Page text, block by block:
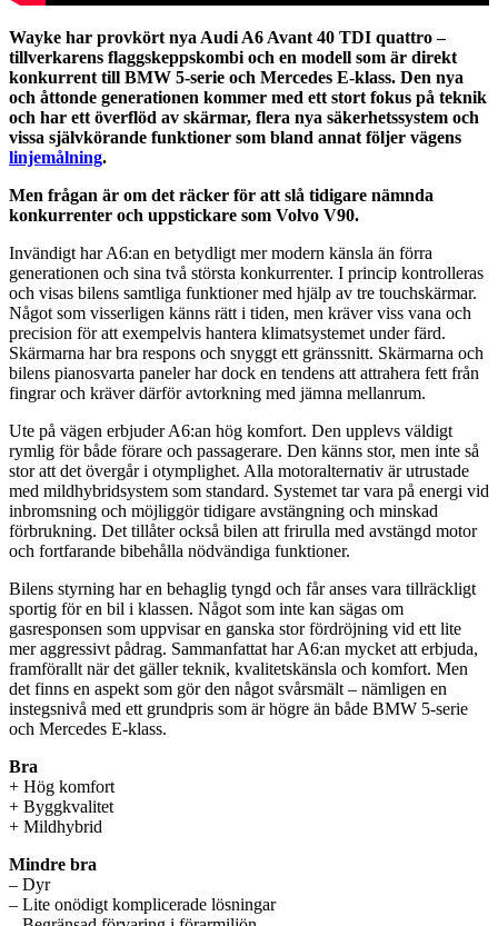
Wayke har provkört nya Audi A6 Avant 40 TDI quattro –
tillverkarens flaggskeppskombi och en modell som är direkt
konkurrent till BMW 5-serie och Mercedes E-klass. Den nya
och åttonde generationen kommer med ett stort fokus på teknik
och har ett överflöd av skärmar, flera nya säkerhetssystem och
vissa självkörande funktioner som bland annat följer vägens
linjemålning.
Men frågan är om det räcker för att slå tidigare nämnda
konkurrenter och uppstickare som Volvo V90.
Invändigt har A6:an en betydligt mer modern känsla än förra
generationen och sina två största konkurrenter. I princip kontrolleras
och visas bilens samtliga funktioner med hjälp av tre touchskärmar.
Något som visserligen känns rätt i tiden, men kräver viss vana och
precision för att exempelvis hantera klimatsystemet under färd.
Skärmarna har bra respons och snyggt ett gränssnitt. Skärmarna och
bilens pianosvarta paneler har dock en tendens att attrahera fett från
fingrar och kräver därför avtorkning med jämna mellanrum.
Ute på vägen erbjuder A6:an hög komfort. Den upplevs väldigt
rymlig för både förare och passagerare. Den känns stor, men inte så
stor att det övergår i otymplighet. Alla motoralternativ är utrustade
med mildhybridsystem som standard. Systemet tar vara på energi vid
inbromsning och möjliggör tidigare avstängning och minskad
förbrukning. Det tillåter också bilen att frirulla med avstängd motor
och fortfarande bibehålla nödvändiga funktioner.
Bilens styrning har en behaglig tyngd och får anses vara tillräckligt
sportig för en bil i klassen. Något som inte kan sägas om
gasresponsen som uppvisar en ganska stor fördröjning vid ett lite
mer aggressivt pådrag. Sammanfattat har A6:an mycket att erbjuda,
framförallt när det gäller teknik, kvalitetskänsla och komfort. Men
det finns en aspekt som gör den något svårsmält – nämligen en
instegsnivå med ett grundpris som är högre än både BMW 5-serie
och Mercedes E-klass.
Bra
+ Hög komfort
+ Byggkvalitet
+ Mildhybrid
Mindre bra
– Dyr
– Lite onödigt komplicerade lösningar